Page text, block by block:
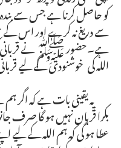
کو حاصل کرنا ہے جس سے بندہ
سے دریغ نہ کرے اور اس کے
ہے۔حضور ﷺ نے قربانی
اللہ کی خوشنودی کے لیے
یہ یقینی بات ہے کہ اگر
بکرا قربان نہیں ہو گا صرف
عطا ہو گی کہ ہم اللہ کے لیے